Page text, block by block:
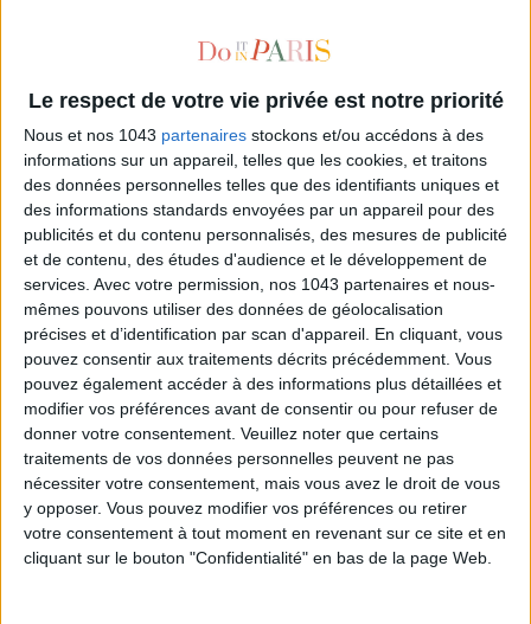
Le respect de votre vie privée est notre priorité
Nous et nos 1043 partenaires stockons et/ou accédons à des
informations sur un appareil, telles que les cookies, et traitons
des données personnelles telles que des identifiants uniques et
des informations standards envoyées par un appareil pour des
publicités et du contenu personnalisés, des mesures de publicité
et de contenu, des études d'audience et le développement de
services. Avec votre permission, nos 1043 partenaires et nous-
mêmes pouvons utiliser des données de géolocalisation
précises et d’identification par scan d'appareil. En cliquant, vous
pouvez consentir aux traitements décrits précédemment. Vous
pouvez également accéder à des informations plus détaillées et
modifier vos préférences avant de consentir ou pour refuser de
donner votre consentement. Veuillez noter que certains
traitements de vos données personnelles peuvent ne pas
nécessiter votre consentement, mais vous avez le droit de vous
y opposer. Vous pouvez modifier vos préférences ou retirer
votre consentement à tout moment en revenant sur ce site et en
cliquant sur le bouton "Confidentialité" en bas de la page Web.
Inscrivez-vous à notre newsletter
S'INSCRIRE
LES MEILLEURS HÔTELS POUR UN WEEK-END SPA ET GASTRONOMIE